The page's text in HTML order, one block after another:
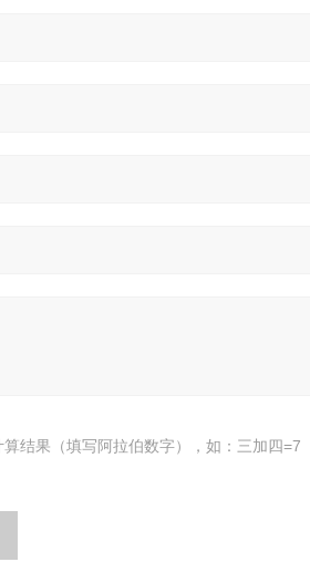
算结果（填写阿拉伯数字），如：三加四=7